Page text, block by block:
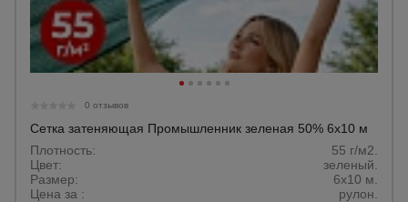
0 отзывов
Сетка затеняющая Промышленник зеленая 50% 6х10 м
Плотность:
55 г/м2.
Цвет:
зеленый.
Размер:
6x10 м.
Цена за :
рулон.